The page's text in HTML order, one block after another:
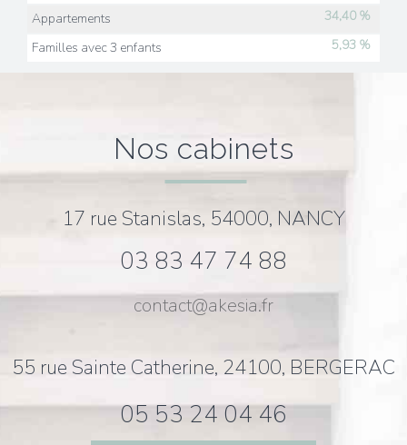
Appartements
34,40 %
Familles avec 3 enfants
5,93 %
nos cabinets
17 rue Stanislas, 54000, NANCY
03 83 47 74 88
contact@akesia.fr
55 rue Sainte Catherine, 24100, BERGERAC
05 53 24 04 46